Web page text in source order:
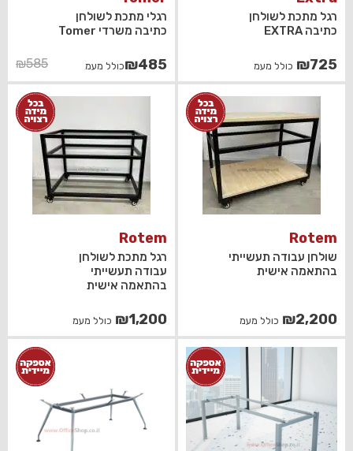
רגל מתכת לשולחן
כתיבה EXTRA
₪725 כולל מעמ
רגלי מתכת לשולחן
כתיבה משרדי Tomer
₪585
המחיר
המקורי
היה:
₪485
המחיר
הנוכחי
הוא:
כולל מעמ
Rotem
שולחן עבודה תעשייתי
בהתאמה אישית
₪2,200 כולל מעמ
Rotem
רגל מתכת לשולחן
עבודה תעשייתי
בהתאמה אישית
₪1,200 כולל מעמ